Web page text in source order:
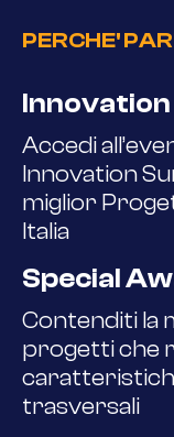
PERCHE'
Accedi
Innovation
miglior
Italia
Special
Contenditi la
progetti che
trasversali